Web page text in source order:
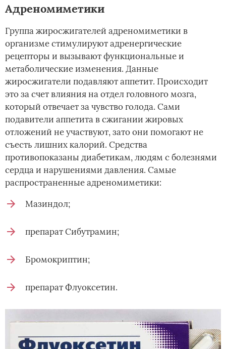
Адреномиметики
Группа жиросжигателей адреномиметики в
организме стимулируют адренергические
рецепторы и вызывают функциональные и
метаболические изменения. Данные
жиросжигатели подавляют аппетит. Происходит
это за счет влияния на отдел головного мозга,
который отвечает за чувство голода. Сами
подавители аппетита в сжигании жировых
отложений не участвуют, зато они помогают не
съесть лишних калорий. Средства
противопоказаны диабетикам, людям с болезнями
сердца и нарушениями давления. Самые
распространенные адреномиметики:
Мазиндол;
препарат Сибутрамин;
Бромокриптин;
препарат Флуоксетин.